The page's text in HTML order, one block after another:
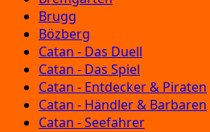
Brugg
Bözberg
Catan - Das Duell
Catan - Das Spiel
Catan - Entdecker & Piraten
Catan - Händler & Barbaren
Catan - Seefahrer